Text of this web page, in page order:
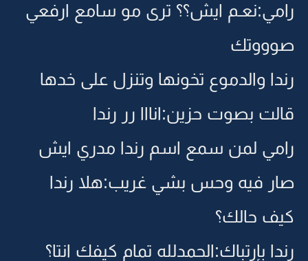
رامي:نعـم ايش؟؟ ترى مو سامع ارفعي
صوووتك
رندا والدموع تخونها وتنزل على خدها
قالت بصوت حزين:انااا رر رندا
رامي لمن سمع اسم رندا مدري ايش
صار فيه وحس بشي غريب:هلا رندا
كيف حالك؟
رندا بإرتباك:الحمدلله تمام كيفك انتا؟